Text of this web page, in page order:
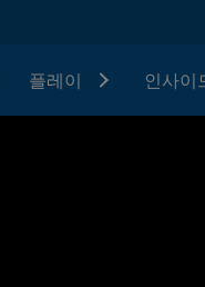
플레이 인사이